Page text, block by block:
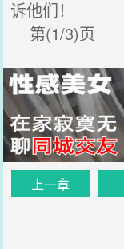
诉他们！
第(1/3)页
上一章